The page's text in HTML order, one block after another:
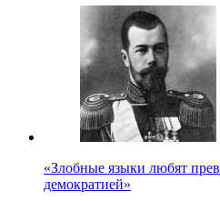
«Злобные языки любят
демократией»